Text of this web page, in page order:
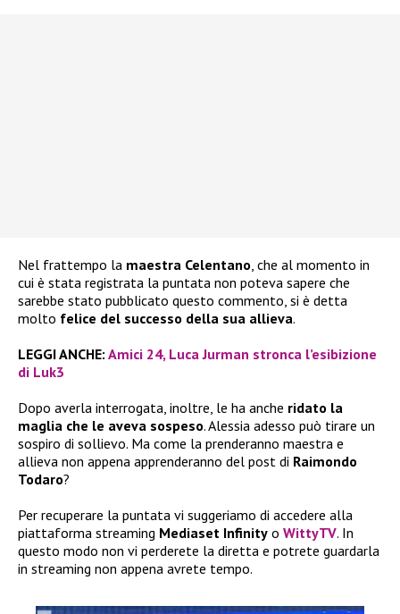
Nel frattempo la maestra Celentano , che al momento in
cui è stata registrata la puntata non poteva sapere che
sarebbe stato pubblicato questo commento, si è detta
molto felice del successo della sua allieva.
LEGGI ANCHE: Amici 24, Luca Jurman stronca l’esibizione
di Luk3
Dopo averla interrogata, inoltre, le ha anche ridato la
maglia che le aveva sospeso. Alessia adesso può tirare un
sospiro di sollievo. Ma come la prenderanno maestra e
allieva non appena apprenderanno del post di Raimondo
Todaro?
Per recuperare la puntata vi suggeriamo di accedere alla
piattaforma streaming Mediaset Infinity o WittyTV. In
questo modo non vi perderete la diretta e potrete guardarla
in streaming non appena avrete tempo.